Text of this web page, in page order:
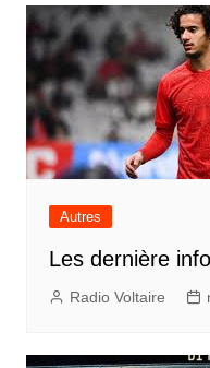
Autres
Les dernière
Radio Voltaire